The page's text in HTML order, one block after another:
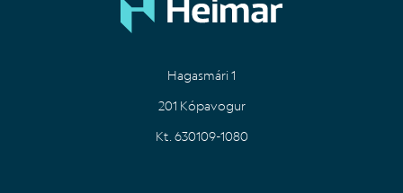
Hagasmári 1
201 Kópavogur
Kt. 630109-1080